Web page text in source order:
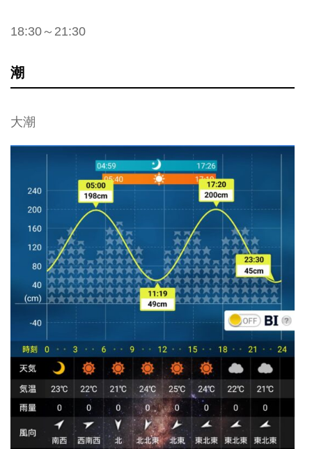
18:30～21:30
潮
大潮